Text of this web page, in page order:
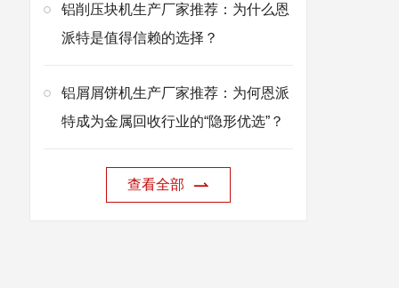
铝削压块机生产厂家推荐：为什么恩
派特是值得信赖的选择？
铝屑屑饼机生产厂家推荐：为何恩派
特成为金属回收行业的“隐形优选”？
查看全部